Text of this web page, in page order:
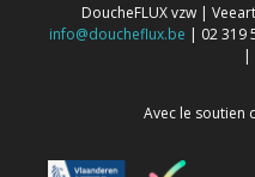
DoucheFLUX vzw |
info@doucheflux.be | 02 319
|
Avec le soutien